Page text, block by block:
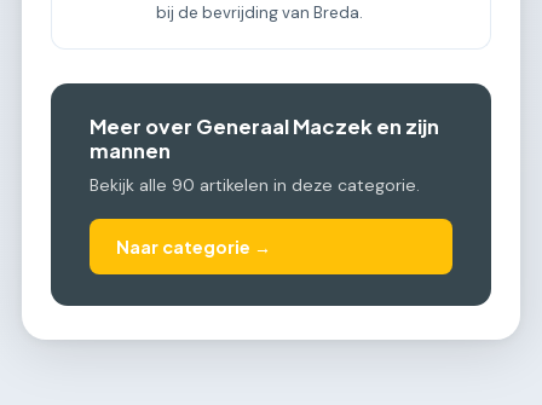
bij de bevrijding van Breda.
Meer over Generaal Maczek en zijn
mannen
Bekijk alle 90 artikelen in deze categorie.
Naar categorie →